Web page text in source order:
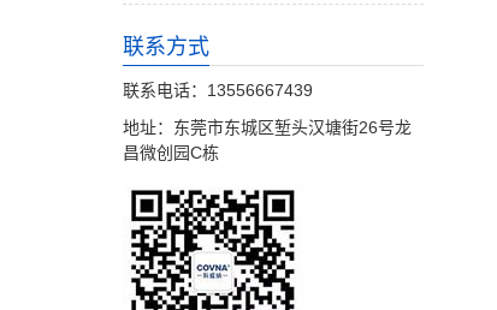
联系方式
联系电话：13556667439
地址：东莞市东城区堑头汉塘街26号龙
昌微创园C栋